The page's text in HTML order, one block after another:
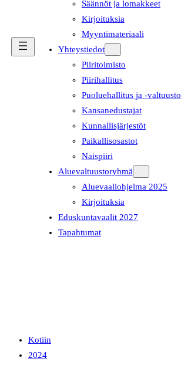
Säännöt ja lomakkeet
Kirjoituksia
Myyntimateriaali
Yhteystiedot
Piiritoimisto
Piirihallitus
Puoluehallitus ja -valtuusto
Kansanedustajat
Kunnallisjärjestöt
Paikallisosastot
Naispiiri
Aluevaltuustoryhmä
Aluevaaliohjelma 2025
Kirjoituksia
Eduskuntavaalit 2027
Tapahtumat
Kotiin
2024